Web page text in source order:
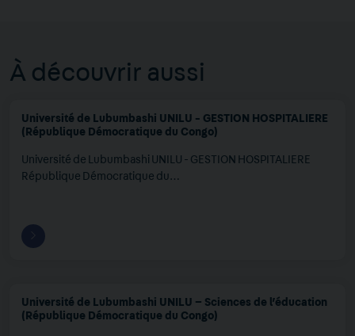
À découvrir aussi
Université de Lubumbashi UNILU - GESTION HOSPITALIERE
(République Démocratique du Congo)
Université de Lubumbashi UNILU - GESTION HOSPITALIERE
République Démocratique du…
Université de Lubumbashi UNILU – Sciences de l’éducation
(République Démocratique du Congo)